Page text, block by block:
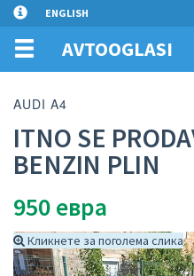
ENGLISH
AVTOOGLASI
AUDI A4
ITNO SE
BENZIN PLIN
950евра
Кликнете за поголема слика